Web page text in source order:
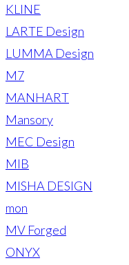
KLINE
LARTE Design
LUMMA Design
M7
MANHART
Mansory
MEC Design
MIB
MISHA DESIGN
mon
MV Forged
ONYX